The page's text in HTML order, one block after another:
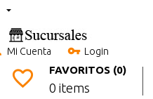
Mi Cuenta Login
FAVORITOS (0)
0 items